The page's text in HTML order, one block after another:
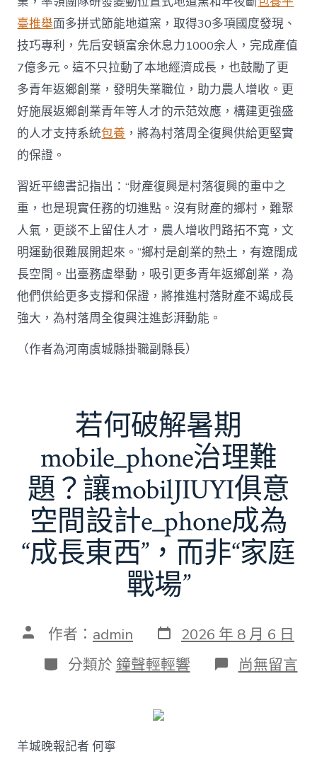
臺推舉面多拼式節能地道窯，取得30多項國度發現、
技巧專利，先后安頓富余休息力1000余人，完成產值
7億多元。這不只拉動了本地經濟成長，也鼓勵了更
多青年返鄉創業，發明失業職位，助力農人增收。更
好施展返鄉創業青年等人才的示范效應，構建更強盛
的人才支持系統包養 ，將為村落周全復興供給更堅實
的保證。
習近平總書記指出：“財產復興是村落復興的重中之
重，也是現實任務的切進點。沒有財產的鄉村，難聚
人氣，更談不上留住人才，農人增收門路拓不寬，文
明運動很難展開起來。”鄉村是創業的熱土，有遼闊成
長空間。出臺務虛舉動，吸引更多青年返鄉創業，為
他們供給更多支撐和保證，將推進村落財產不竭成長
強大，為村落周全復興注進彭湃動能。
（作者為河南虞城縣掛職副縣長）
若何破解暑期
mobile_phone治理難
題？讓mobilJIUYI俱意
空間設計e_phone成為
“成長東西”，而非“家庭
戰場”
文 作者： admin 發
表
日
期
2026 年 8 月 6 日
分
類
分類於 鐘聲輕輕響 在
〈若
尚無留言
羊城晚報記者 何寧